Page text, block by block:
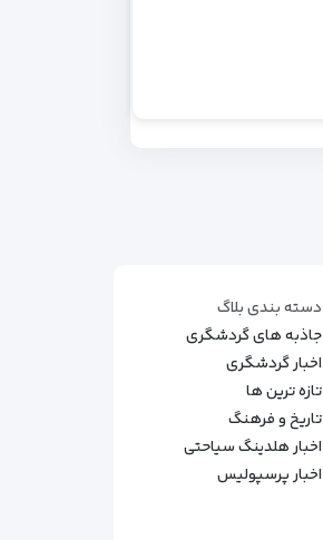
دسته بندی بلاگ
جاذبه های گردشگری
اخبار گردشگری
تازه ترین ها
تاریخ و فرهنگ
اخبار هلدینگ سیاحتی
اخبار پرسپولیس